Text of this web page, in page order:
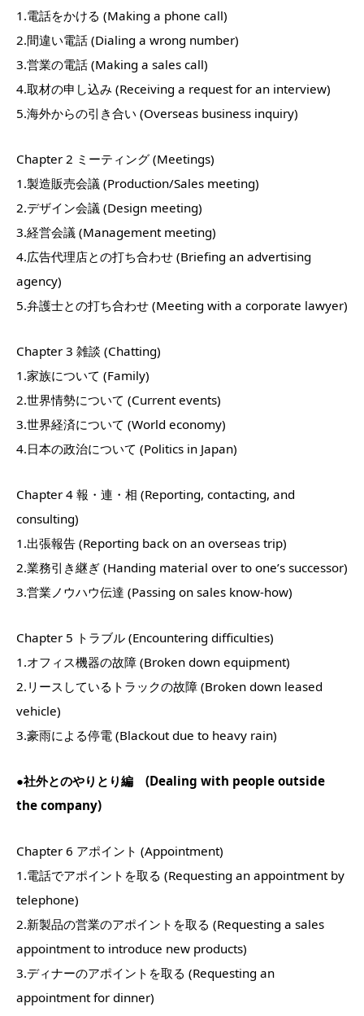
1.電話をかける (Making a phone call)
2.間違い電話 (Dialing a wrong number)
3.営業の電話 (Making a sales call)
4.取材の申し込み (Receiving a request for an interview)
5.海外からの引き合い (Overseas business inquiry)
Chapter 2 ミーティング (Meetings)
1.製造販売会議 (Production/Sales meeting)
2.デザイン会議 (Design meeting)
3.経営会議 (Management meeting)
4.広告代理店との打ち合わせ (Briefing an advertising
agency)
5.弁護士との打ち合わせ (Meeting with a corporate lawyer)
Chapter 3 雑談 (Chatting)
1.家族について (Family)
2.世界情勢について (Current events)
3.世界経済について (World economy)
4.日本の政治について (Politics in Japan)
Chapter 4 報・連・相 (Reporting, contacting, and
consulting)
1.出張報告 (Reporting back on an overseas trip)
2.業務引き継ぎ (Handing material over to one’s successor)
3.営業ノウハウ伝達 (Passing on sales know-how)
Chapter 5 トラブル (Encountering difficulties)
1.オフィス機器の故障 (Broken down equipment)
2.リースしているトラックの故障 (Broken down leased
vehicle)
3.豪雨による停電 (Blackout due to heavy rain)
●社外とのやりとり編 (Dealing with people outside
the company)
Chapter 6 アポイント (Appointment)
1.電話でアポイントを取る (Requesting an appointment by
telephone)
2.新製品の営業のアポイントを取る (Requesting a sales
appointment to introduce new products)
3.ディナーのアポイントを取る (Requesting an
appointment for dinner)